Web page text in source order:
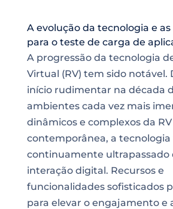
A evolução da tecnologia e
para o teste de carga de
A progressão da tecnologia
Virtual (RV) tem sido notável.
início rudimentar na década
ambientes cada vez mais
dinâmicos e complexos da RV
contemporânea, a
continuamente ultrapassado
interação digital. Recursos e
funcionalidades sofisticados
para elevar o engajamento e